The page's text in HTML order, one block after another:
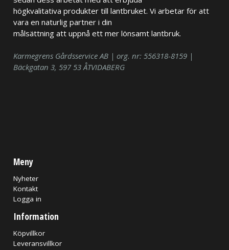
högkvalitativa produkter till lantbruket. Vi arbetar för att
vara en naturlig partner i din
målsättning att uppnå ett mer lönsamt lantbruk.
Karmegrens Gårdsservice AB | org. nr: 556318-8159 |
Bäckgatan 3, 597 53 ÅTVIDABERG
Meny
Nyheter
Kontakt
Logga in
Information
Köpvillkor
Leveransvillkor